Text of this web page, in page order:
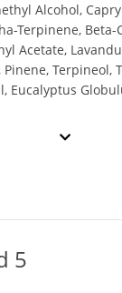
Alcohol,
Terpinene,
Acetate,
Pinene, Terpineol,
Eucalyptus
5